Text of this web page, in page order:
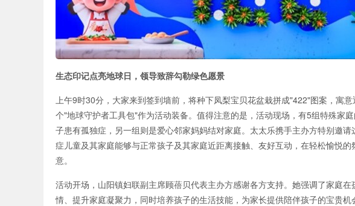
生态印记点亮地球日，领导致辞勾勒绿色愿景
上午9时30分，大家来到签到墙前，将种下凤梨宝贝花盆栽拼成"422"图案，寓
个"地球守护者工具包"作为活动装备。值得注意的是，活动现场，有5组特殊家
子患有孤独症，另一组则是爱心邻家妈妈结对家庭。太太乐携手主办方特别邀
症儿童及其家庭能够与正常孩子及其家庭近距离接触、友好互动，在轻松愉悦
意。
活动开场，山阳镇妇联副主席顾蓓贝代表主办方感谢各方支持。她强调了家庭
情、提升家庭凝聚力，同时培养孩子的生活技能，为家长提供陪伴孩子的宝贵机